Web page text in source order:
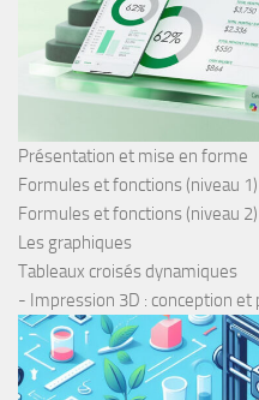
Présentation et mise en forme
Formules et fonctions (niveau 1)
Formules et fonctions (niveau 2)
Les graphiques
Tableaux croisés dynamiques
- Impression 3D : conception